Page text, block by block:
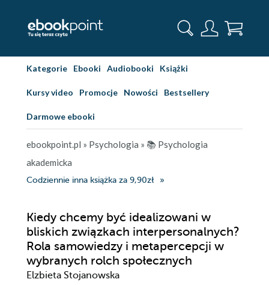
Kategorie Ebooki Audiobooki Książki
Kursy video Promocje Nowości Bestsellery
Darmowe ebooki
ebookpoint.pl » Psychologia » 📚 Psychologia
akademicka
Codziennie inna książka za 9,90zł
Kiedy chcemy być idealizowani w
bliskich związkach interpersonalnych?
Rola samowiedzy i metapercepcji w
wybranych rolch społecznych
Elzbieta Stojanowska